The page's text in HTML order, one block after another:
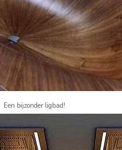
Een bijzonder ligbad!